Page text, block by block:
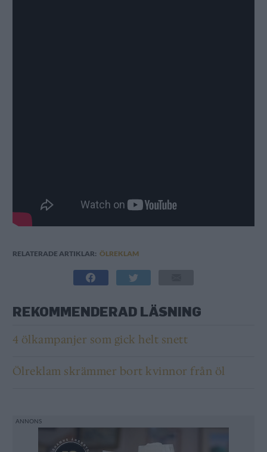
RELATERADE ARTIKLAR: ÖLREKLAM
REKOMMENDERAD LÄSNING
4 ölkampanjer som gick helt snett
Ölreklam skrämmer bort kvinnor från öl